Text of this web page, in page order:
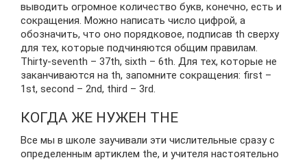
выводить огромное количество букв, конечно, есть и
сокращения. Можно написать число цифрой, а
обозначить, что оно порядковое, подписав th сверху
для тех, которые подчиняются общим правилам.
Thirty-seventh – 37th, sixth – 6th. Для тех, которые не
заканчиваются на th, запомните сокращения: first –
1st, second – 2nd, third – 3rd.
КОГДА ЖЕ НУЖЕН THE
Все мы в школе заучивали эти числительные сразу с
определенным артиклем the, и учителя настоятельно